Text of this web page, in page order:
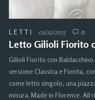
LETTI 01/10/2015 0
Letto Gilioli Fiorito
Gilioli Fiorito con
versione Classica e Fiorita,
come letto singolo, una
misura. Made in Florence. All